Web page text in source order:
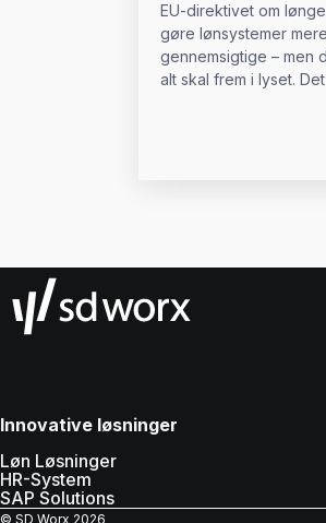
EU-direktivet om
gøre lønsystemer
gennemsigtige – men
alt skal frem i lyset.
Innovative løsninger
Løn Løsninger
HR-System
SAP Solutions
© SD Worx 2026